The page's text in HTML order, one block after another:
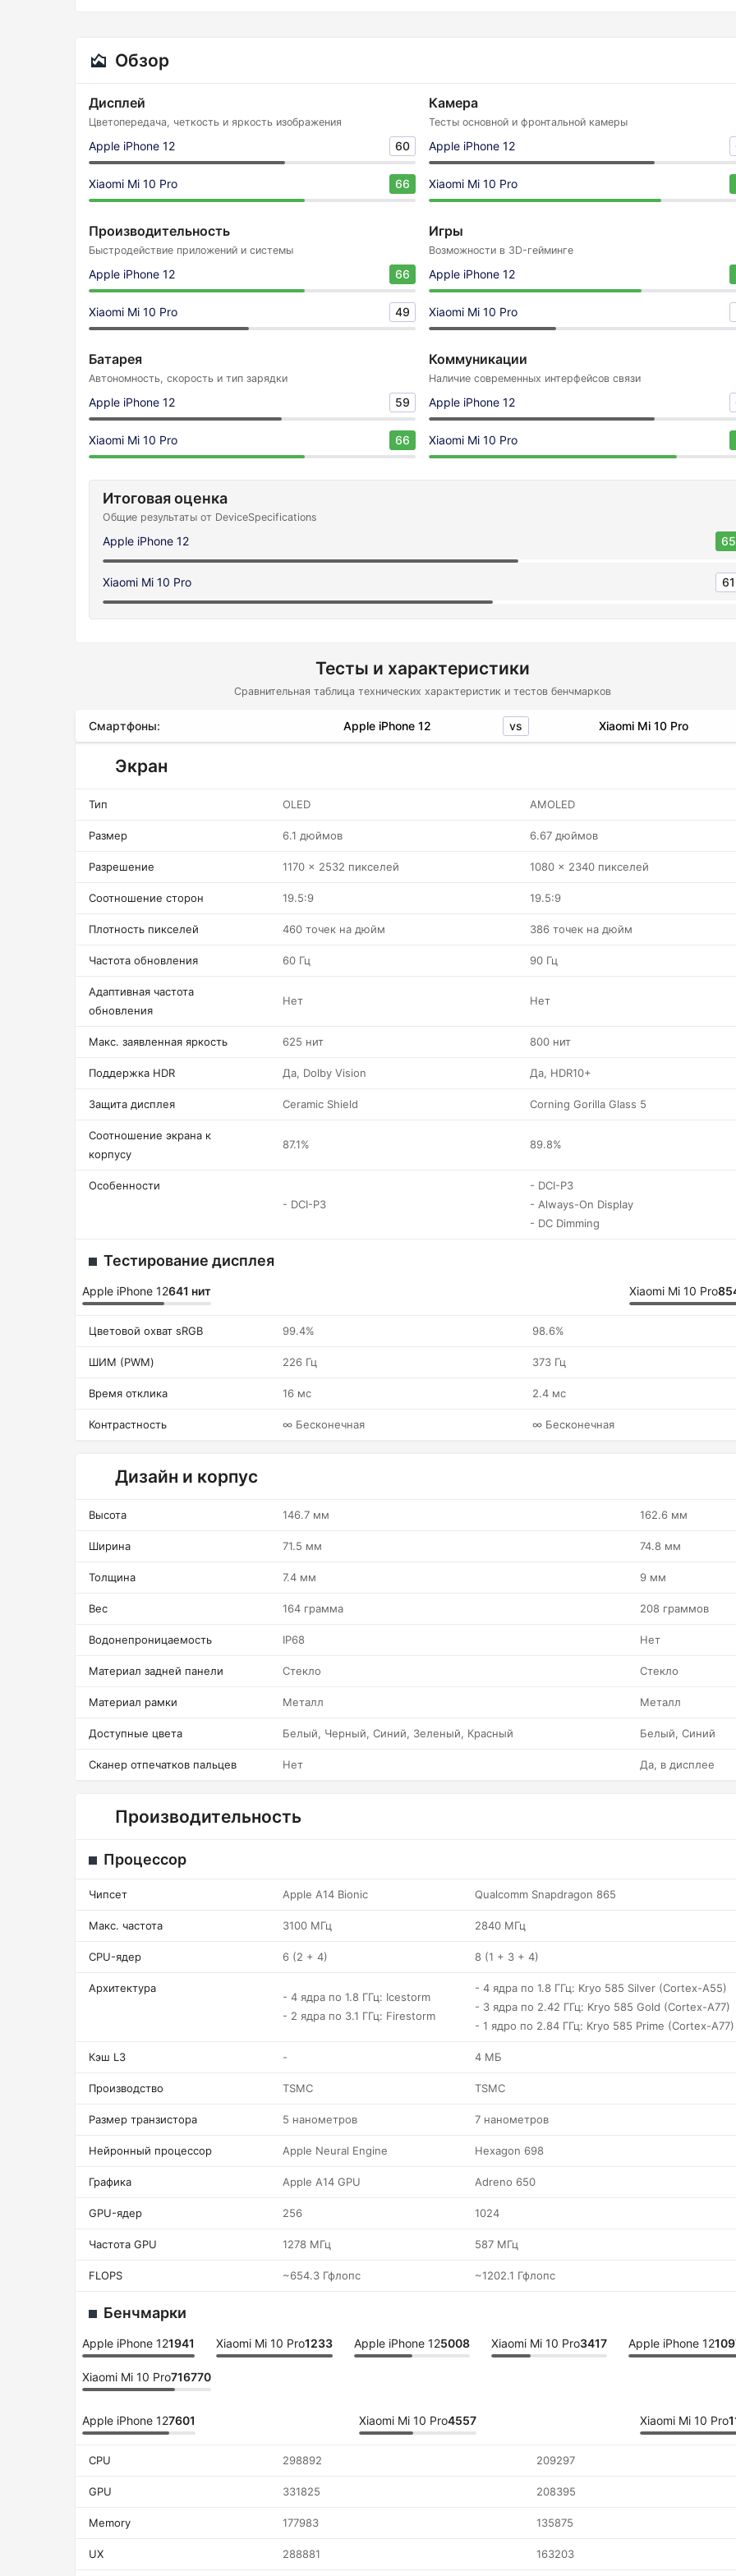
Обзор
Дисплей
Цветопередача, четкость и яркость изображения
Apple iPhone 12 60
Xiaomi Mi 10 Pro 66
Камера
Тесты основной и фронтальной камеры
Apple iPhone 12
Xiaomi Mi 10 Pro
Производительность
Быстродействие приложений и системы
Apple iPhone 12 66
Xiaomi Mi 10 Pro 49
Игры
Возможности в 3D-гейминге
Apple iPhone 12
Xiaomi Mi 10 Pro
Батарея
Автономность, скорость и тип зарядки
Apple iPhone 12 59
Xiaomi Mi 10 Pro 66
Коммуникации
Наличие современных интерфейсов связи
Apple iPhone 12
Xiaomi Mi 10 Pro
Итоговая оценка
Общие результаты от DeviceSpecifications
Apple iPhone 12 65
Xiaomi Mi 10 Pro 61
Тесты и характеристики
Сравнительная таблица технических характеристик и тестов бенчмарков
Смартфоны: Apple iPhone 12 vs Xiaomi Mi 10 Pro
Экран
Тип OLED AMOLED
Размер 6.1 дюймов 6.67 дюймов
Разрешение 1170 x 2532 пикселей 1080 x 2340 пикселей
Соотношение сторон 19.5:9 19.5:9
Плотность пикселей 460 точек на дюйм 386 точек на дюйм
Частота обновления 60 Гц 90 Гц
Адаптивная частота
обновления
Нет Нет
Макс. заявленная яркость 625 нит 800 нит
Поддержка HDR Да, Dolby Vision Да, HDR10+
Защита дисплея Ceramic Shield Corning Gorilla Glass 5
Соотношение экрана к
корпусу
87.1% 89.8%
Особенности
- DCI-P3
- DCI-P3
- Always-On Display
- DC Dimming
Тестирование дисплея
Apple iPhone 12641 нит Xiaomi Mi 10 Pro
Цветовой охват sRGB 99.4% 98.6%
ШИМ (PWM) 226 Гц 373 Гц
Время отклика 16 мс 2.4 мс
Контрастность ∞ Бесконечная ∞ Бесконечная
Дизайн и корпус
Высота 146.7 мм 162.6 мм
Ширина 71.5 мм 74.8 мм
Толщина 7.4 мм 9 мм
Вес 164 грамма 208 граммов
Водонепроницаемость IP68 Нет
Материал задней панели Стекло Стекло
Материал рамки Металл Металл
Доступные цвета Белый, Черный, Синий, Зеленый, Красный Белый, Синий
Сканер отпечатков пальцев Нет Да, в дисплее
Производительность
Процессор
Чипсет Apple A14 Bionic Qualcomm Snapdragon 865
Макс. частота 3100 МГц 2840 МГц
CPU-ядер 6 (2 + 4) 8 (1 + 3 + 4)
Архитектура
- 4 ядра по 1.8 ГГц: Icestorm
- 2 ядра по 3.1 ГГц: Firestorm
- 4 ядра по 1.8 ГГц: Kryo 585 Silver (Cortex-A55)
- 3 ядра по 2.42 ГГц: Kryo 585 Gold (Cortex-A77)
- 1 ядро по 2.84 ГГц: Kryo 585 Prime (Cortex-A77)
Кэш L3 - 4 МБ
Производство TSMC TSMC
Размер транзистора 5 нанометров 7 нанометров
Нейронный процессор Apple Neural Engine Hexagon 698
Графика Apple A14 GPU Adreno 650
GPU-ядер 256 1024
Частота GPU 1278 МГц 587 МГц
FLOPS ~654.3 Гфлопс ~1202.1 Гфлопс
Бенчмарки
Apple iPhone 121941 Xiaomi Mi 10 Pro1233 Apple iPhone 125008 Xiaomi Mi 10 Pro3417 Apple iPhone 12
Xiaomi Mi 10 Pro716770
Apple iPhone 127601 Xiaomi Mi 10 Pro4557 Xiaomi Mi 10 Pro
CPU 298892 209297
GPU 331825 208395
Memory 177983 135875
UX 288881 163203